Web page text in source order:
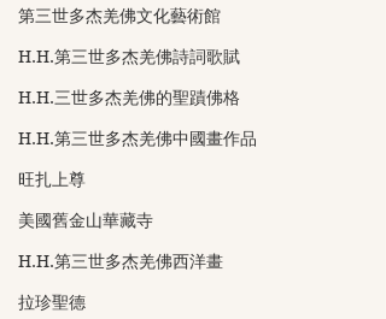
第三世多杰羌佛文化藝術館
H.H.第三世多杰羌佛詩詞歌賦
H.H.三世多杰羌佛的聖蹟佛格
H.H.第三世多杰羌佛中國畫作品
旺扎上尊
美國舊金山華藏寺
H.H.第三世多杰羌佛西洋畫
拉珍聖德